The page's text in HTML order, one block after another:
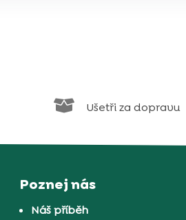
 Ušetři za dopravu
Poznej nás
Náš příběh